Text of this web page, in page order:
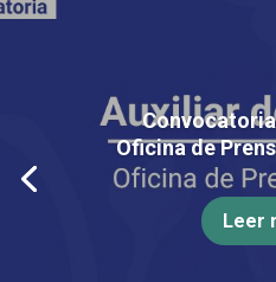
Oficina de
Leer